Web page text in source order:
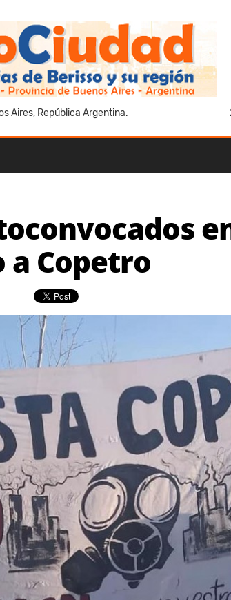
Aires, República Argentina.
Copetro